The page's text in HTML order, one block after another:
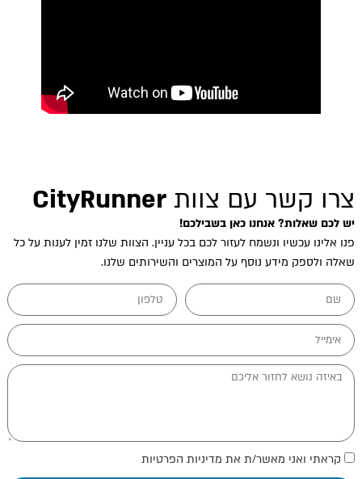
צרו קשר עם צוות CityRunner
יש לכם שאלות? אנחנו כאן בשבילכם!
פנו אלינו עכשיו ונשמח לעזור לכם בכל עניין. הצוות שלנו זמין לענות על כל
שאלה ולספק מידע נוסף על המוצרים והשירותים שלנו.
קראתי ואני מאשר/ת את מדיניות הפרטיות